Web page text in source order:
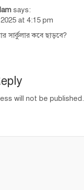
says:
at 4:15 pm
সার্কুলার কবে ছাড়বে?
will not be published.